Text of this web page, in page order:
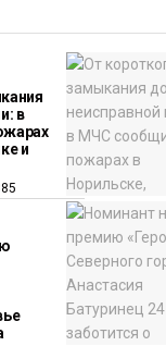
Путорана
систему
за
и
от
площадок
в
и